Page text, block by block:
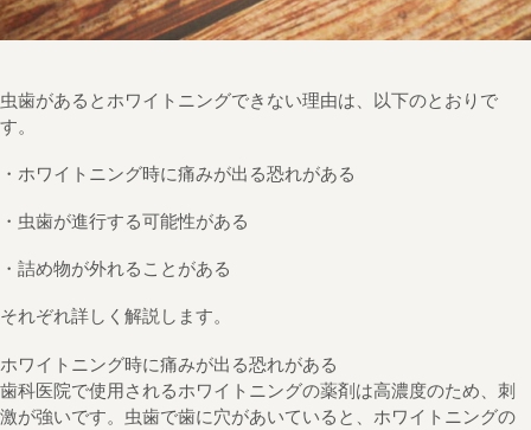
虫歯があるとホワイトニングできない理由は、以下のとおりで
す。
・ホワイトニング時に痛みが出る恐れがある
・虫歯が進行する可能性がある
・詰め物が外れることがある
それぞれ詳しく解説します。
ホワイトニング時に痛みが出る恐れがある
歯科医院で使用されるホワイトニングの薬剤は高濃度のため、刺
激が強いです。虫歯で歯に穴があいていると、ホワイトニングの